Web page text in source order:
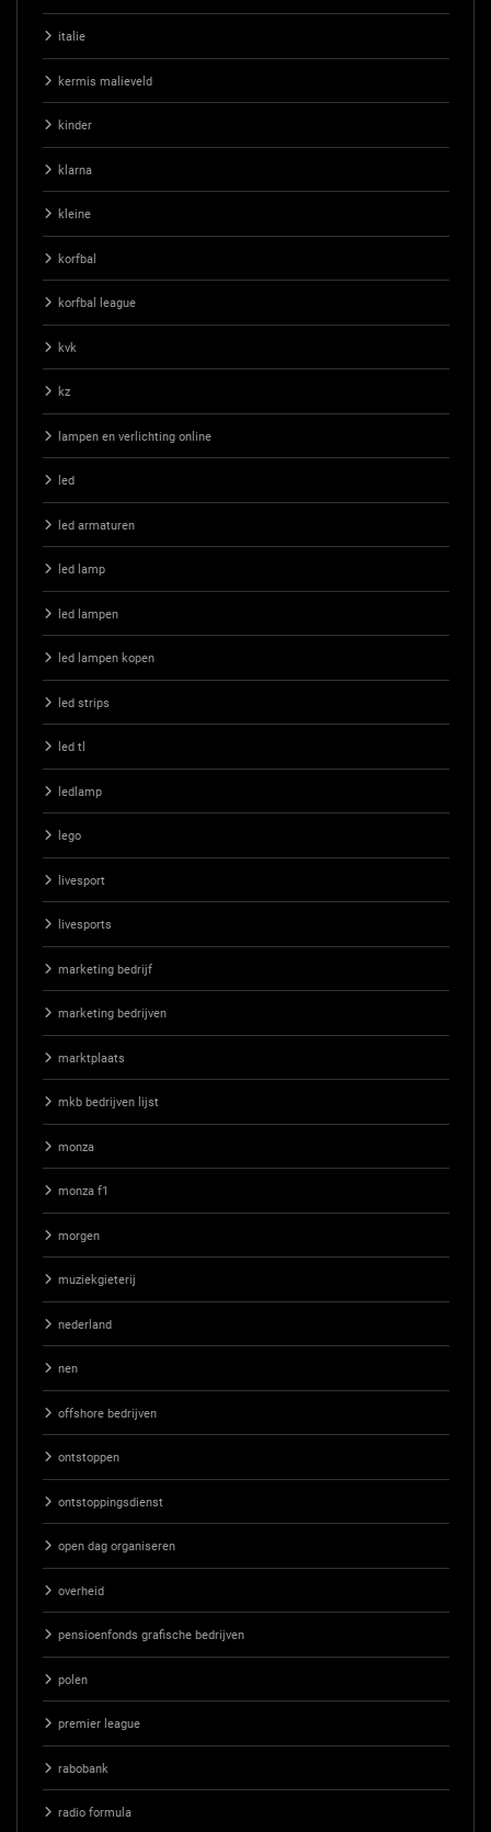
italie
kermis malieveld
kinder
klarna
kleine
korfbal
korfbal league
kvk
kz
lampen en verlichting online
led
led armaturen
led lamp
led lampen
led lampen kopen
led strips
led tl
ledlamp
lego
livesport
livesports
marketing bedrijf
marketing bedrijven
marktplaats
mkb bedrijven lijst
monza
monza f1
morgen
muziekgieterij
nederland
nen
offshore bedrijven
ontstoppen
ontstoppingsdienst
open dag organiseren
overheid
pensioenfonds grafische bedrijven
polen
premier league
rabobank
radio formula